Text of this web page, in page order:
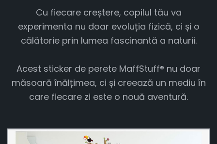
Cu fiecare creștere, copilul tău va
experimenta nu doar evoluția fizică, ci și o
călătorie prin lumea fascinantă a naturii.
Acest sticker de perete MaffStuff® nu doar
măsoară înălțimea, ci și creează un mediu în
care fiecare zi este o nouă aventură.